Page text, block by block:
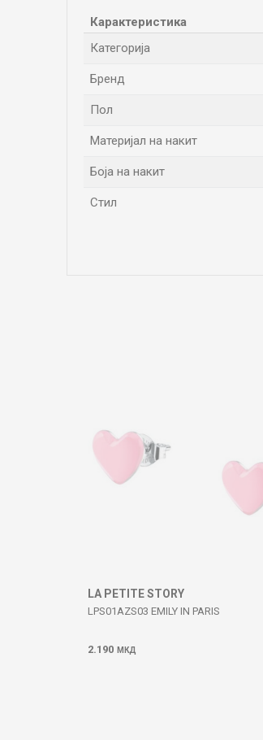
Карактеристика
Категорија
Бренд
Пол
Материјал на накит
Боја на накит
Стил
LA PETITE STORY
LPS01AZS03 EMILY IN PARIS
2.190 МКД